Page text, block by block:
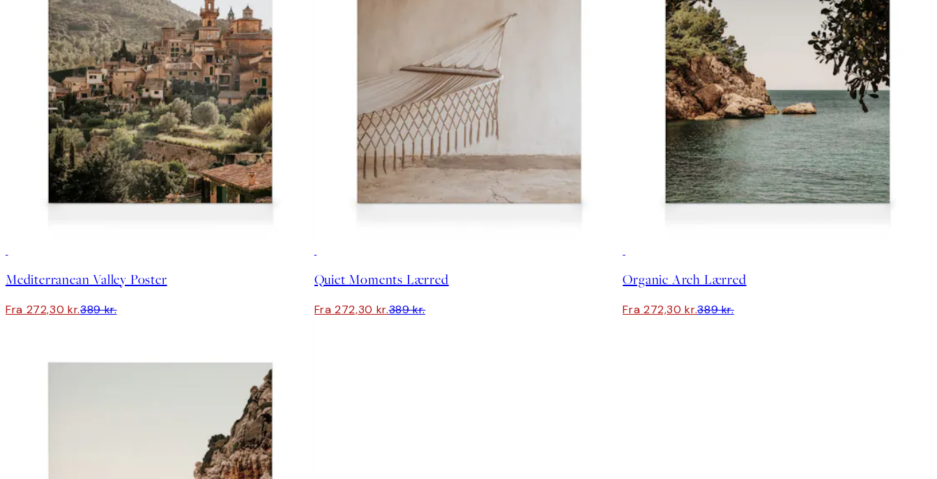
Mediterranean Valley Poster
Fra 272,30 kr.389 kr.
Quiet Moments Lærred
Fra 272,30 kr.389 kr.
Organic Arch Lærred
Fra 272,30 kr.389 kr.